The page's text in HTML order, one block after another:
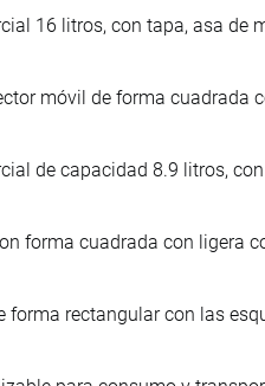
16 litros, con tapa, asa de
móvil de forma cuadrada
de capacidad 8.9 litros,
forma cuadrada con ligera
forma rectangular con las